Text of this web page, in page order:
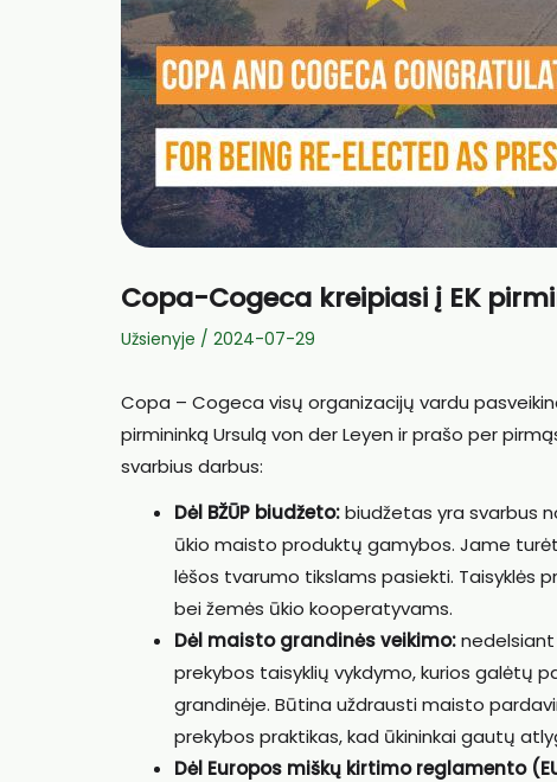
Copa-Cogeca kreipiasi į EK
Užsienyje / 2024-07-29
Copa – Cogeca visų organizacijų vardu
pirmininką Ursulą von der Leyen ir prašo per
svarbius darbus:
Dėl BŽŪP biudžeto:biudžetas yra svarbus
ūkio maisto produktų gamybos. Jame
lėšos tvarumo tikslams pasiekti. Taisyklės
bei žemės ūkio kooperatyvams.
Dėl maisto grandinės veikimo:
prekybos taisyklių vykdymo, kurios galėtų
grandinėje. Būtina uždrausti maisto
prekybos praktikas, kad ūkininkai gautų
Dėl Europos miškų kirtimo reglamento